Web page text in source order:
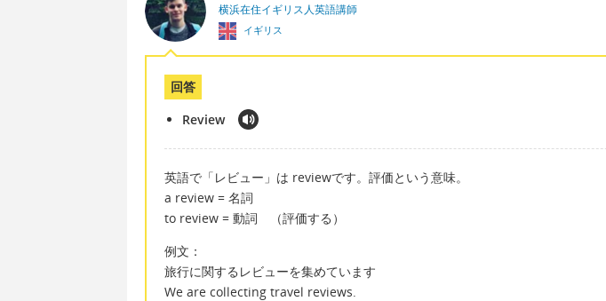
横浜在住イギリス人英語講師
イギリス
回答
Review
英語で「レビュー」は reviewです。評価という意味。
a review = 名詞
to review = 動詞 （評価する）
例文：
旅行に関するレビューを集めています
We are collecting travel reviews.